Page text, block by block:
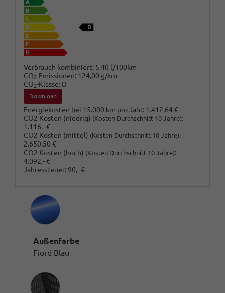
Verbrauch kombiniert: 5,40 l/100km
CO2-Emissionen: 124,00 g/km
CO2-Klasse: D
Download
Energiekosten bei 15.000 km pro Jahr: 1.412,64 €
CO2 Kosten (niedrig) (Kosten Durchschnitt 10 Jahre):
1.116,- €
CO2 Kosten (mittel) (Kosten Durchschnitt 10 Jahre):
2.650,50 €
CO2 Kosten (hoch) (Kosten Durchschnitt 10 Jahre):
4.092,- €
Jahressteuer: 90,- €
Außenfarbe
Fiord Blau
Innenausstattung